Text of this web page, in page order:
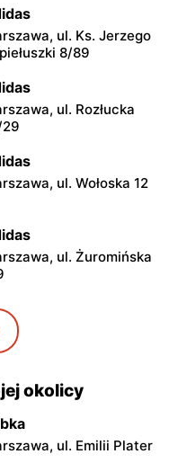
ul. Ks. Jerzego
8/89
ul. Rozłucka
ul. Wołoska 12
ul. Żuromińska
ul. Ludwika
27
ul. Olszynki
11/15
okolicy
ul. Emilii Plater